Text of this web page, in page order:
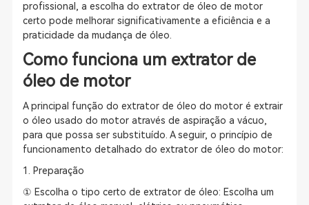
profissional, a escolha do extrator de óleo de motor
certo pode melhorar significativamente a eficiência e a
praticidade da mudança de óleo.
Como funciona um extrator de
óleo de motor
A principal função do extrator de óleo do motor é extrair
o óleo usado do motor através de aspiração a vácuo,
para que possa ser substituído. A seguir, o princípio de
funcionamento detalhado do extrator de óleo do motor:
1. Preparação
① Escolha o tipo certo de extrator de óleo: Escolha um